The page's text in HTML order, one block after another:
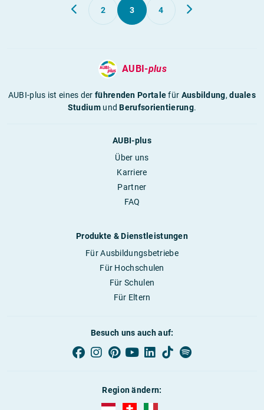
2 3 4
AUBI-plus
AUBI-plus ist eines derführenden Portalefür Ausbildung,duales
StudiumundBerufsorientierung.
AUBI-plus
Über uns
Karriere
Partner
FAQ
Produkte & Dienstleistungen
Für Ausbildungsbetriebe
Für Hochschulen
Für Schulen
Für Eltern
Besuch uns auch auf:
Region ändern:
AUBI-plus Österreich (deutsch)